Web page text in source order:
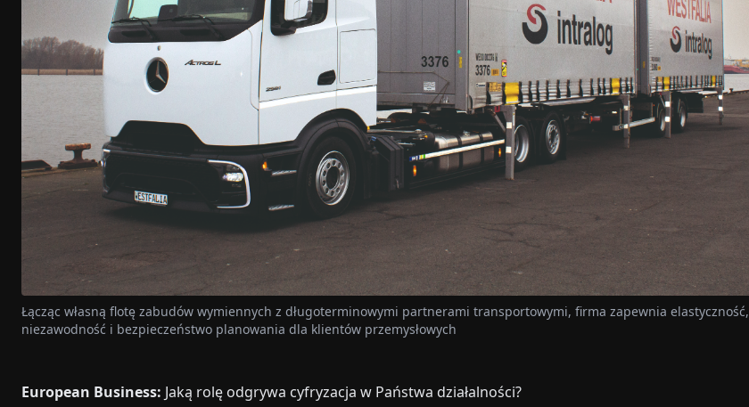
Łącząc własną flotę zabudów wymiennych z długoterminowymi partnerami transportowymi, firma zapewnia elastyczność,
niezawodność i bezpieczeństwo planowania dla klientów przemysłowych
European Business: Jaką rolę odgrywa cyfryzacja w Państwa działalności?